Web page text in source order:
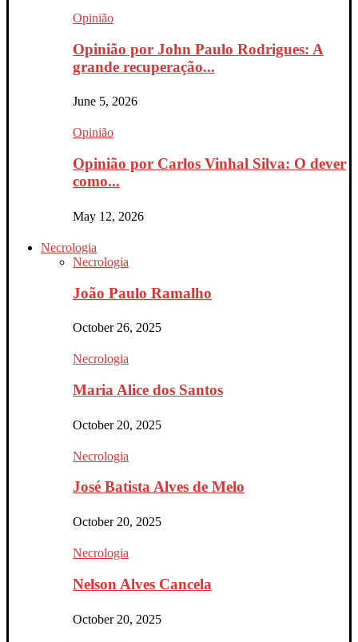
Opinião
Opinião por John Paulo Rodrigues: A
grande recuperação...
June 5, 2026
Opinião
Opinião por Carlos Vinhal Silva: O dever
como...
May 12, 2026
Necrologia
Necrologia
João Paulo Ramalho
October 26, 2025
Necrologia
Maria Alice dos Santos
October 20, 2025
Necrologia
José Batista Alves de Melo
October 20, 2025
Necrologia
Nelson Alves Cancela
October 20, 2025